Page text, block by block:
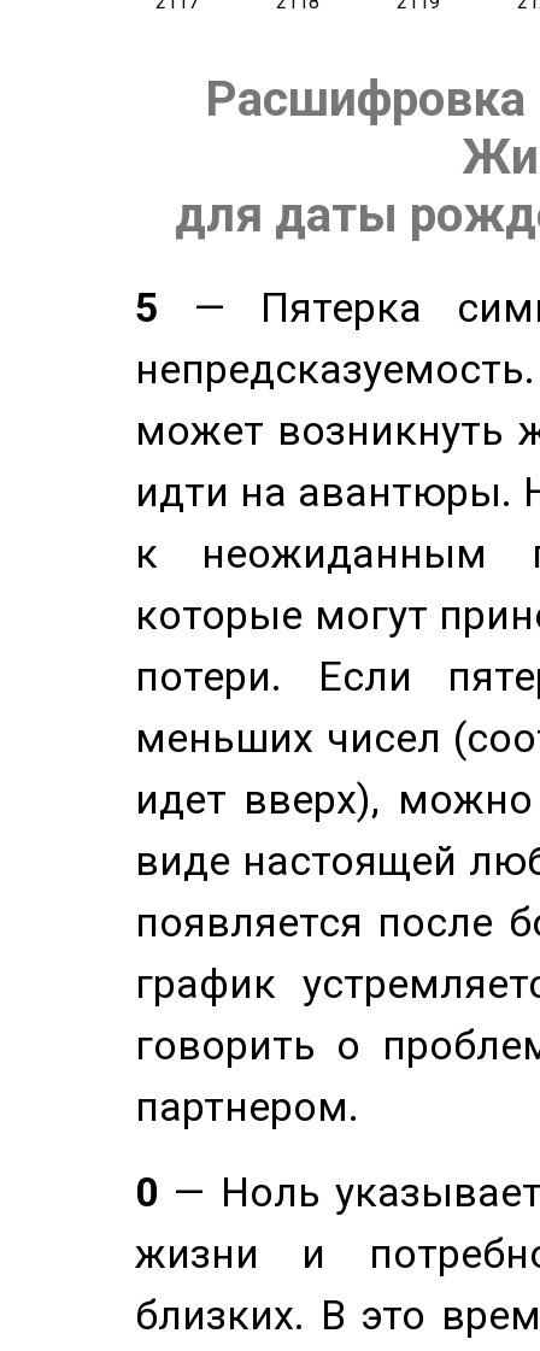
Расшифровка
для даты
5 — Пятерка
может возникнуть
идти на авантюры.
к неожиданным
которые могут
потери. Если
меньших чисел
идет вверх),
виде настоящей
появляется после
график
говорить о
партнером.
0 — Ноль
жизни и
близких. В это